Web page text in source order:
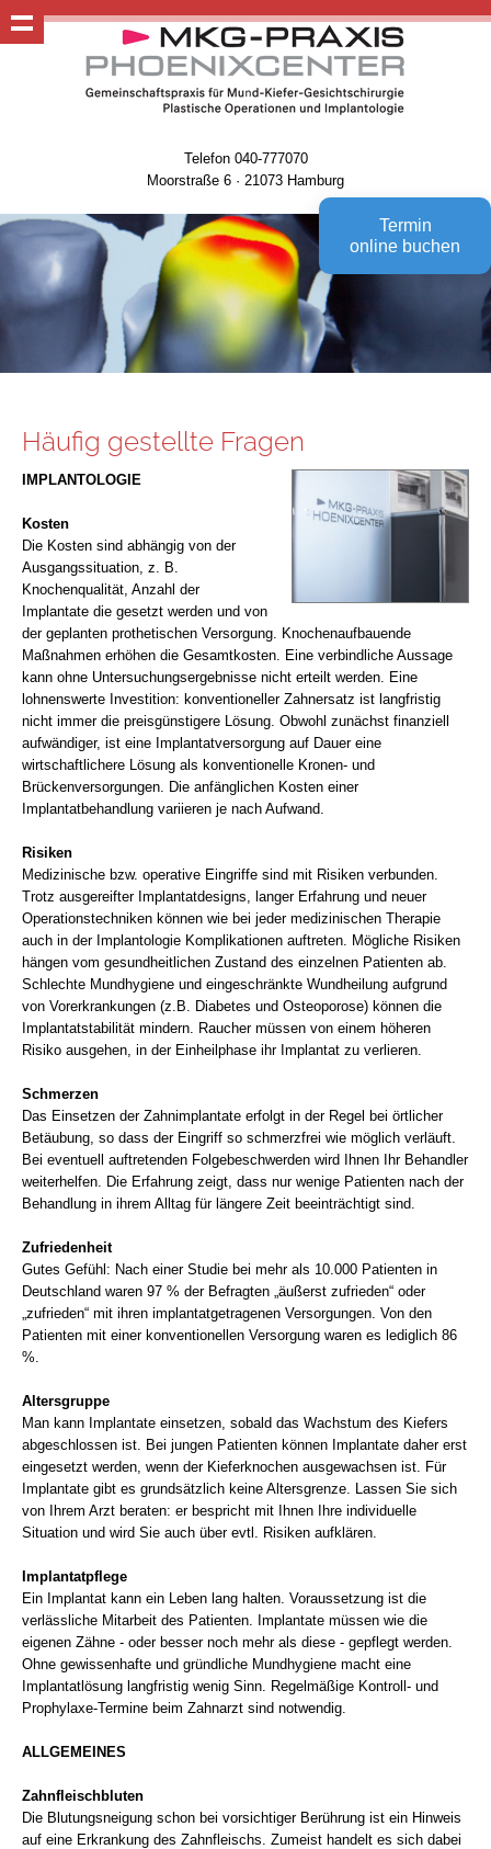
Termin
online buchen
Telefon 040-777070
Moorstraße 6 · 21073 Hamburg
Häufig gestellte Fragen
IMPLANTOLOGIE
Kosten
Die Kosten sind abhängig von der
Ausgangssituation, z. B.
Knochenqualität, Anzahl der
Implantate die gesetzt werden und von
der geplanten prothetischen Versorgung. Knochenaufbauende
Maßnahmen erhöhen die Gesamtkosten. Eine verbindliche Aussage
kann ohne Untersuchungsergebnisse nicht erteilt werden. Eine
lohnenswerte Investition: konventioneller Zahnersatz ist langfristig
nicht immer die preisgünstigere Lösung. Obwohl zunächst finanziell
aufwändiger, ist eine Implantatversorgung auf Dauer eine
wirtschaftlichere Lösung als konventionelle Kronen- und
Brückenversorgungen. Die anfänglichen Kosten einer
Implantatbehandlung variieren je nach Aufwand.
Risiken
Medizinische bzw. operative Eingriffe sind mit Risiken verbunden.
Trotz ausgereifter Implantatdesigns, langer Erfahrung und neuer
Operationstechniken können wie bei jeder medizinischen Therapie
auch in der Implantologie Komplikationen auftreten. Mögliche Risiken
hängen vom gesundheitlichen Zustand des einzelnen Patienten ab.
Schlechte Mundhygiene und eingeschränkte Wundheilung aufgrund
von Vorerkrankungen (z.B. Diabetes und Osteoporose) können die
Implantatstabilität mindern. Raucher müssen von einem höheren
Risiko ausgehen, in der Einheilphase ihr Implantat zu verlieren.
Schmerzen
Das Einsetzen der Zahnimplantate erfolgt in der Regel bei örtlicher
Betäubung, so dass der Eingriff so schmerzfrei wie möglich verläuft.
Bei eventuell auftretenden Folgebeschwerden wird Ihnen Ihr Behandler
weiterhelfen. Die Erfahrung zeigt, dass nur wenige Patienten nach der
Behandlung in ihrem Alltag für längere Zeit beeinträchtigt sind.
Zufriedenheit
Gutes Gefühl: Nach einer Studie bei mehr als 10.000 Patienten in
Deutschland waren 97 % der Befragten „äußerst zufrieden“ oder
„zufrieden“ mit ihren implantatgetragenen Versorgungen. Von den
Patienten mit einer konventionellen Versorgung waren es lediglich 86
%.
Altersgruppe
Man kann Implantate einsetzen, sobald das Wachstum des Kiefers
abgeschlossen ist. Bei jungen Patienten können Implantate daher erst
eingesetzt werden, wenn der Kieferknochen ausgewachsen ist. Für
Implantate gibt es grundsätzlich keine Altersgrenze. Lassen Sie sich
von Ihrem Arzt beraten: er bespricht mit Ihnen Ihre individuelle
Situation und wird Sie auch über evtl. Risiken aufklären.
Implantatpflege
Ein Implantat kann ein Leben lang halten. Voraussetzung ist die
verlässliche Mitarbeit des Patienten. Implantate müssen wie die
eigenen Zähne - oder besser noch mehr als diese - gepflegt werden.
Ohne gewissenhafte und gründliche Mundhygiene macht eine
Implantatlösung langfristig wenig Sinn. Regelmäßige Kontroll- und
Prophylaxe-Termine beim Zahnarzt sind notwendig.
ALLGEMEINES
Zahnfleischbluten
Die Blutungsneigung schon bei vorsichtiger Berührung ist ein Hinweis
auf eine Erkrankung des Zahnfleischs. Zumeist handelt es sich dabei